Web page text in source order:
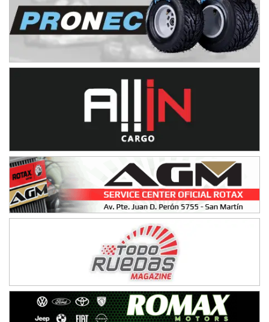
COBERTURA ESPECIAL DE E-KART.COM.AR
08/09-AGO
IAME SERIES ARGENTINA 6
Baradero (Buenos Aires)
Ciudad de Trenque Lauquen (Asfalto)
ENTRERRIANO - F6 (POSTERGADA)
Villaguay (Entre Ríos)
VICTORIENSE - F7
El Cerro (Tierra)
Victoria (Entre Ríos)
PATAGONICO - F6
NORESTE SANTAFESINO - F6